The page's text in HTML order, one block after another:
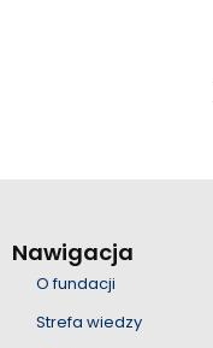
Nawigacja
O fundacji
Strefa wiedzy